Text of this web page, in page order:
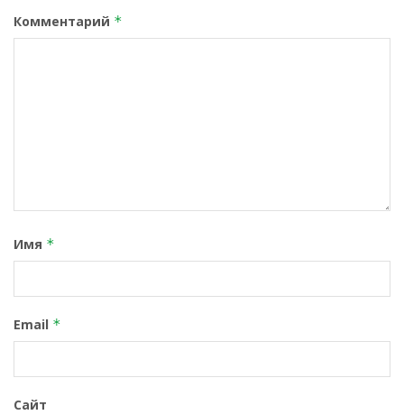
Комментарий *
Имя *
Email *
Сайт